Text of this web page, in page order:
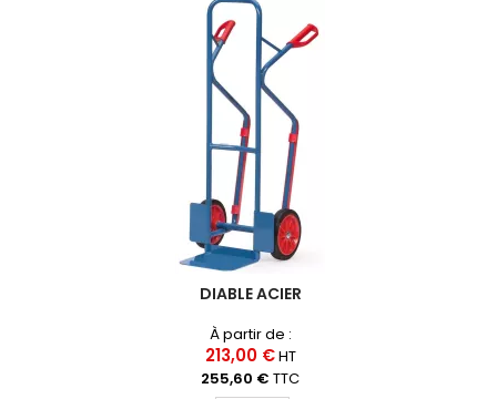
DIABLE ACIER
À partir de :
213,00 €HT
255,60 € TTC